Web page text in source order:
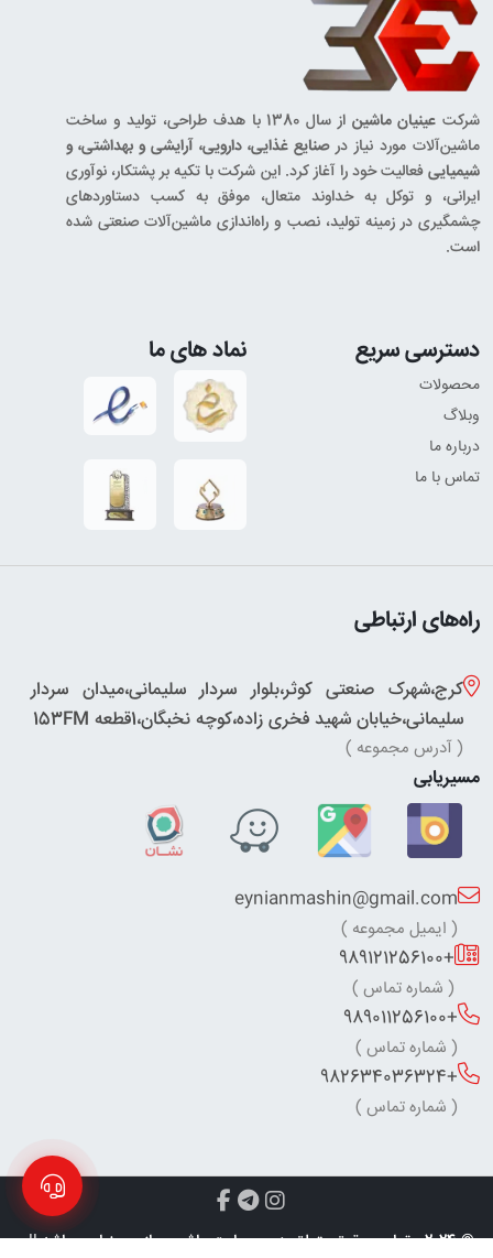
شرکت عینیان ماشین
از سال 1380 با هدف طراحی، تولید و ساخت
ماشین‌آلات مورد نیاز درصنایع غذایی، دارویی، آرایشی و بهداشتی، و
شیمیاییفعالیت خود را آغاز کرد. این شرکت با تکیه بر پشتکار، نوآوری
ایرانی، و توکل به خداوند متعال، موفق به کسب دستاوردهای
چشمگیری در زمینه تولید، نصب و راه‌اندازی ماشین‌آلات صنعتی شده
است.
دسترسی سریع
محصولات
وبلاگ
درباره ما
تماس با ما
نماد های ما
راه‌های ارتباطی
کرج،شهرک صنعتی کوثر،بلوار سردار سلیمانی،میدان سردار
سلیمانی،خیابان شهید فخری زاده،کوچه نخبگان،1قطعه 153FM
( آدرس مجموعه )
مسیریابی
eynianmashin@gmail.com
( ایمیل مجموعه )
+989121256100
( شماره تماس )
+989011256100
( شماره تماس )
+982634036324
( شماره تماس )
© 2024 - تمامی حقوق متعلق به وب سایت ماشین سازی عینیانمیباشد ||